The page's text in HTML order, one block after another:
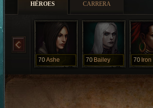
HÉROES CARRERA
70Ashe 70 Bailey 70 Iron